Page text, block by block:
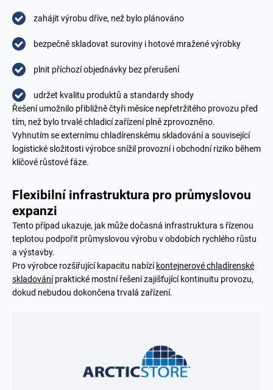
zahájit výrobu dříve, než bylo plánováno
bezpečně skladovat suroviny i hotové mražené výrobky
plnit příchozí objednávky bez přerušení
udržet kvalitu produktů a standardy shody
Řešení umožnilo přibližně čtyři měsíce nepřetržitého provozu před
tím, než bylo trvalé chladicí zařízení plně zprovozněno.
Vyhnutím se externímu chladírenskému skladování a související
logistické složitosti výrobce snížil provozní i obchodní riziko během
klíčové růstové fáze.
Flexibilní infrastruktura pro průmyslovou
expanzi
Tento případ ukazuje, jak může dočasná infrastruktura s řízenou
teplotou podpořit průmyslovou výrobu v obdobích rychlého růstu
a výstavby.
Pro výrobce rozšiřující kapacitu nabízí kontejnerové chladírenské
skladovánípraktické mostní řešení zajišťující kontinuitu provozu,
dokud nebudou dokončena trvalá zařízení.